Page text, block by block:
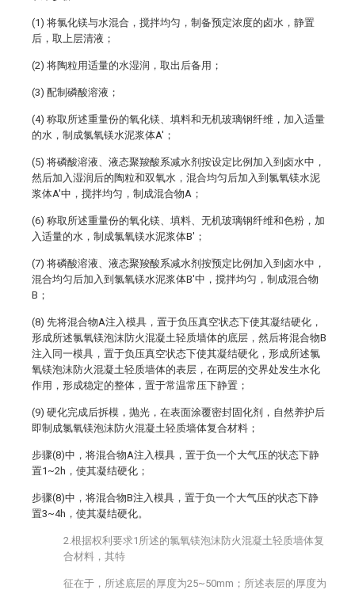
(1) 将氯化镁与水混合，搅拌均匀，制备预定浓度的卤水，静置
后，取上层清液；
(2) 将陶粒用适量的水湿润，取出后备用；
(3) 配制磷酸溶液；
(4) 称取所述重量份的氧化镁、填料和无机玻璃钢纤维，加入适量
的水，制成氯氧镁水泥浆体A′；
(5) 将磷酸溶液、液态聚羧酸系减水剂按设定比例加入到卤水中，
然后加入湿润后的陶粒和双氧水，混合均匀后加入到氯氧镁水泥
浆体A′中，搅拌均匀，制成混合物A；
(6) 称取所述重量份的氧化镁、填料、无机玻璃钢纤维和色粉，加
入适量的水，制成氯氧镁水泥浆体B′；
(7) 将磷酸溶液、液态聚羧酸系减水剂按预定比例加入到卤水中，
混合均匀后加入到氯氧镁水泥浆体B′中，搅拌均匀，制成混合物
B；
(8) 先将混合物A注入模具，置于负压真空状态下使其凝结硬化，
形成所述氯氧镁泡沫防火混凝土轻质墙体的底层，然后将混合物B
注入同一模具，置于负压真空状态下使其凝结硬化，形成所述氯
氧镁泡沫防火混凝土轻质墙体的表层，在两层的交界处发生水化
作用，形成稳定的整体，置于常温常压下静置；
(9) 硬化完成后拆模，抛光，在表面涂覆密封固化剂，自然养护后
即制成氯氧镁泡沫防火混凝土轻质墙体复合材料；
步骤(8)中，将混合物A注入模具，置于负一个大气压的状态下静
置1~2h，使其凝结硬化；
步骤(8)中，将混合物B注入模具，置于负一个大气压的状态下静
置3~4h，使其凝结硬化。
2.根据权利要求1所述的氯氧镁泡沫防火混凝土轻质墙体复
合材料，其特
征在于，所述底层的厚度为25~50mm；所述表层的厚度为